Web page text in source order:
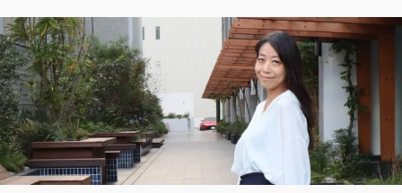
Benefit
福利厚生
Entry
採用エントリー